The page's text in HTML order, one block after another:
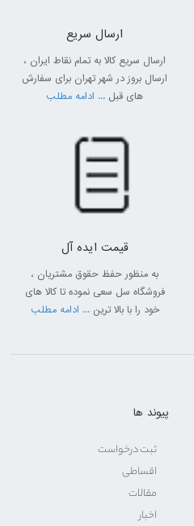
ارسال سریع
ارسال سریع کالا به تمام نقاط ایران ،
ارسال بروز در شهر تهران برای سفارش
های قبل ... ادامه مطلب
قیمت ایده آل
به منظور حفظ حقوق مشتریان ،
فروشگاه سل سعی نموده تا کالا های
خود را با بالا ترین ... ادامه مطلب
پیوند ها
ثبت درخواست
اقساطی
مقالات
اخبار